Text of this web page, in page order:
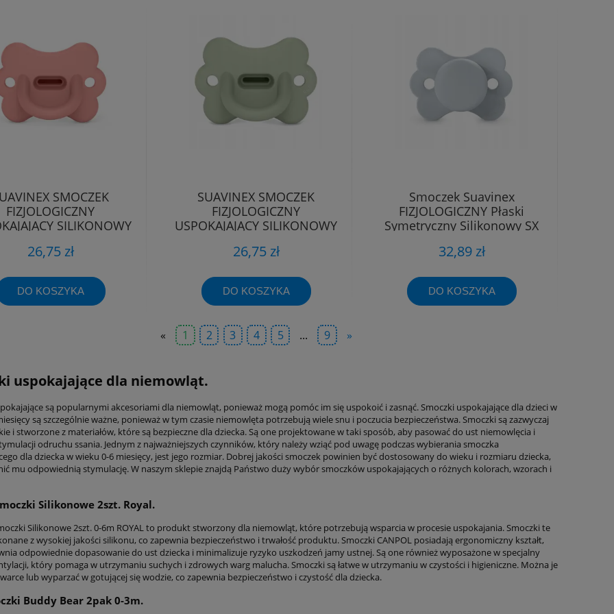
SMOCZEK
FIZJOLOGICZNY
SILIKONOWY
26,75 zł
DO KOSZYKA
SUAVINEX SMOCZEK
FIZJOLOGICZNY
USPOKAJAJĄCY SILIKONOWY
26,75 zł
DO KOSZYKA
Smoczek Suavinex
FIZJOLOGICZNY Płaski
Symetryczny Silikonowy SX
32,89 zł
DO KOSZYKA
« 1 2 3 4 5 ... 9 »
uspokajające dla niemowląt.
są popularnymi akcesoriami dla niemowląt, ponieważ mogą pomóc im się uspokoić i zasnąć. Smoczki uspokajające dla dzieci w
są szczególnie ważne, ponieważ w tym czasie niemowlęta potrzebują wiele snu i poczucia bezpieczeństwa. Smoczki są zazwyczaj
i stworzone z materiałów, które są bezpieczne dla dziecka. Są one projektowane w taki sposób, aby pasować do ust niemowlęcia i
odruchu ssania. Jednym z najważniejszych czynników, który należy wziąć pod uwagę podczas wybierania smoczka
dla dziecka w wieku 0-6 miesięcy, jest jego rozmiar. Dobrej jakości smoczek powinien być dostosowany do wieku i rozmiaru dziecka,
mu odpowiednią stymulację. W naszym sklepie znajdą Państwo duży wybór smoczków uspokajających o różnych kolorach, wzorach i
Silikonowe 2szt. Royal.
Silikonowe 2szt. 0-6m ROYAL to produkt stworzony dla niemowląt, które potrzebują wsparcia w procesie uspokajania. Smoczki te
z wysokiej jakości silikonu, co zapewnia bezpieczeństwo i trwałość produktu. Smoczki CANPOL posiadają ergonomiczny kształt,
odpowiednie dopasowanie do ust dziecka i minimalizuje ryzyko uszkodzeń jamy ustnej. Są one również wyposażone w specjalny
który pomaga w utrzymaniu suchych i zdrowych warg malucha. Smoczki są łatwe w utrzymaniu w czystości i higieniczne. Można je
lub wyparzać w gotującej się wodzie, co zapewnia bezpieczeństwo i czystość dla dziecka.
Buddy Bear 2pak 0-3m.